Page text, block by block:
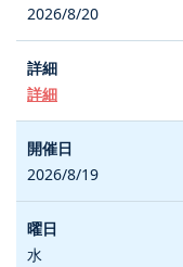
2026/8/20
詳細
2026/8/19
水